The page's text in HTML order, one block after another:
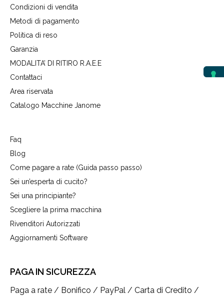
Condizioni di vendita
Metodi di pagamento
Politica di reso
Garanzia
MODALITA’ DI RITIRO R.A.E.E
Contattaci
Area riservata
Catalogo Macchine Janome
Faq
Blog
Come pagare a rate (Guida passo passo)
Sei un’esperta di cucito?
Sei una principiante?
Scegliere la prima macchina
Rivenditori Autorizzati
Aggiornamenti Software
PAGA IN SICUREZZA
Paga a rate / Bonifico / PayPal / Carta di Credito /